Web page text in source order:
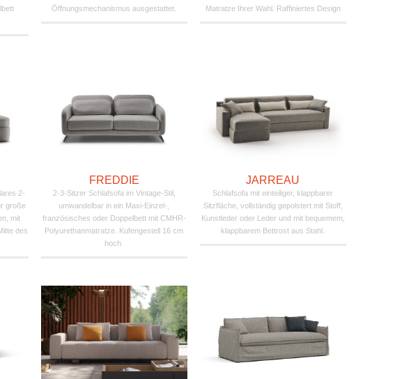
Öffnungsmechanismus ausgestattet.
Matratze Ihrer Wahl. Raffiniertes Design
2-
große
mit
des
FREDDIE
2-3-Sitzer Schlafsofa im Vintage-Stil,
umwandelbar in ein Maxi-Einzel-,
französisches oder Doppelbett mit CMHR-
Polyurethanmatratze. Kufengestell 16 cm
hoch.
JARREAU
Schlafsofa mit einteiliger, klappbarer
Sitzfläche, vollständig gepolstert mit Stoff,
Kunstleder oder Leder und mit bequemem,
klappbarem Bettrost aus Stahl.